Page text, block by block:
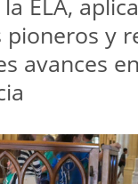
ELA,
y
avances en